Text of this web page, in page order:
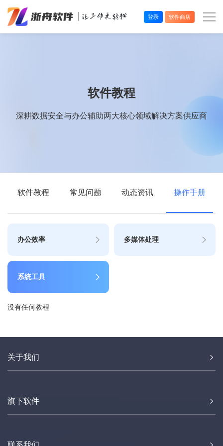
登录 软件商店
软件教程
深耕数据安全与办公辅助两大核心领域解决方案供应商
软件教程 常见问题 动态资讯 操作手册
办公效率 多媒体处理
系统工具
没有任何教程
关于我们
旗下软件